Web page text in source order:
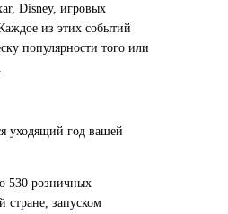
Disney, игровых
из этих событий
популярности того или
уходящий год вашей
530 розничных
стране, запуском